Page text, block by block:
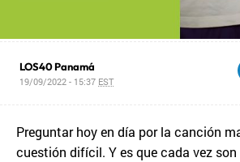
LOS40 Panamá
19/09/2022 - 15:37 EST
Preguntar hoy en día por la canción
cuestión difícil. Y es que cada vez